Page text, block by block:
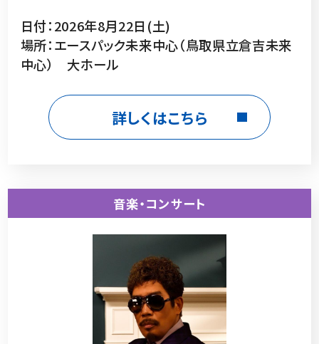
日付：2026年8月22日(土)
場所：エースパック未来中心（鳥取県立倉吉未来
中心） 大ホール
詳しくはこちら
音楽・コンサート